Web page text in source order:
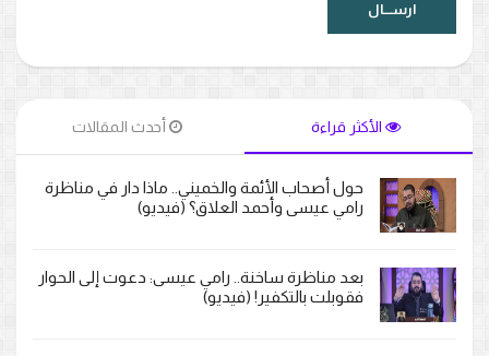
الأكثر قراءة أحدث المقالات
حول أصحاب الأئمة والخميني.. ماذا دار في مناظرة
رامي عيسى وأحمد العلاق؟ (فيديو)
بعد مناظرة ساخنة.. رامي عيسى: دعوت إلى الحوار
فقوبلت بالتكفير! (فيديو)